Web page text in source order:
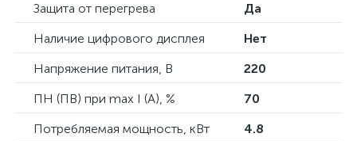
Защита от перегрева
Да
Наличие цифрового дисплея
Нет
Напряжение питания, В
220
ПН (ПВ) при max I (A), %
70
Потребляемая мощность, кВт
4.8